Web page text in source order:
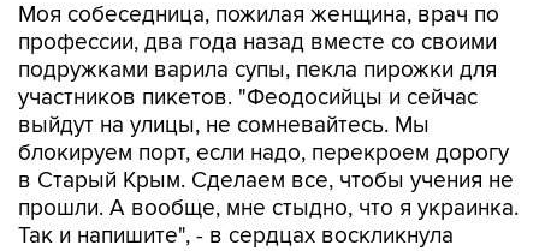
Моя собеседница, пожилая женщина, врач по
профессии, два года назад вместе со своими
подружками варила супы, пекла пирожки для
участников пикетов. "Феодосийцы и сейчас
выйдут на улицы, не сомневайтесь. Мы
блокируем порт, если надо, перекроем дорогу
в Старый Крым. Сделаем все, чтобы учения не
прошли. А вообще, мне стыдно, что я украинка.
Так и напишите", - в сердцах воскликнула